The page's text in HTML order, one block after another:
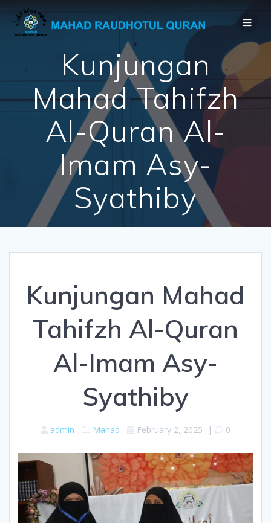
Kunjungan
Mahad Tahifzh
Al-Quran Al-
Imam Asy-
Syathiby
Kunjungan Mahad
Tahifzh Al-Quran
Al-Imam Asy-
Syathiby
admin Mahad February 2, 2025 | 0